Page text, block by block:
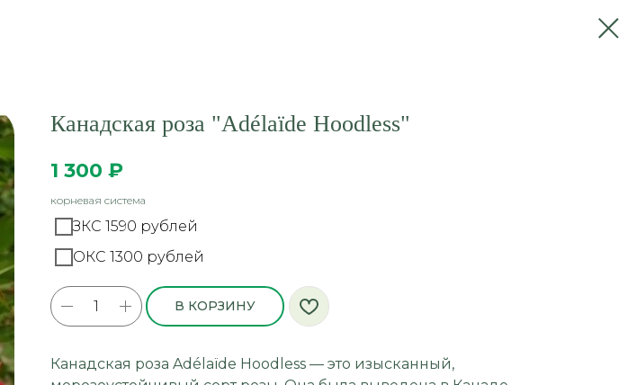
Канадская роза "Adélaïde Hoodless"
1 300 ₽
корневая система
ЗКС 1590 рублей
ОКС 1300 рублей
В КОРЗИНУ
Канадская роза Adélaïde Hoodless — это изысканный,